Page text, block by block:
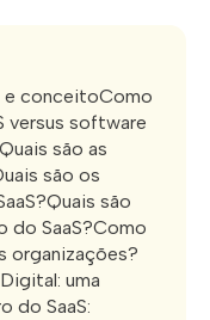
e conceitoComo
versus software
são as
são os
são
do SaaS?Como
organizações?
uma
do SaaS: